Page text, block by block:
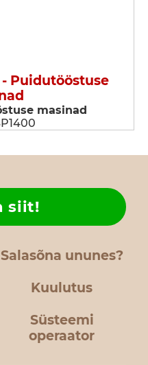
Puidutööstuse
masinad
Salasõna ununes?
siit!
Kuulutus
Süsteemi
operaator